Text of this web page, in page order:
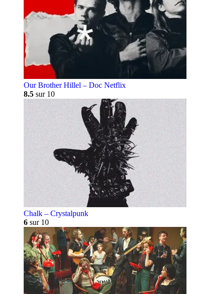
Our Brother Hillel – Doc Netflix
8.5 sur 10
Chalk – Crystalpunk
6 sur 10